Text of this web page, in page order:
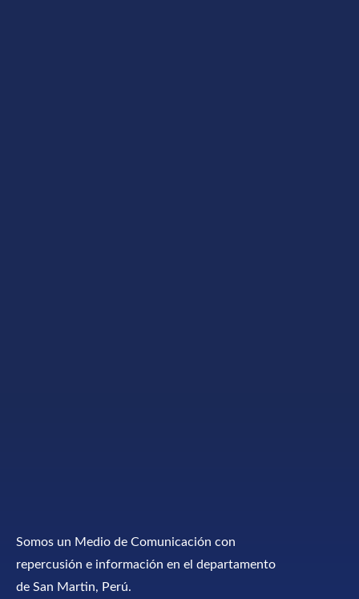
Somos un Medio de Comunicación con
repercusión e información en el departamento
de San Martin, Perú.